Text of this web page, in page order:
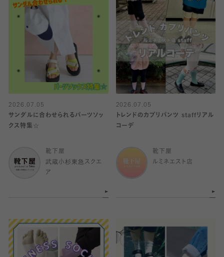
2026.07.05
サンダルに合わせられるパーツソッ
クス特集☆
靴下屋
武蔵小杉東急スクエ
ア
2026.07.05
トレンドのカプリパンツ staffリアル
コーデ
靴下屋
ルミネエスト店